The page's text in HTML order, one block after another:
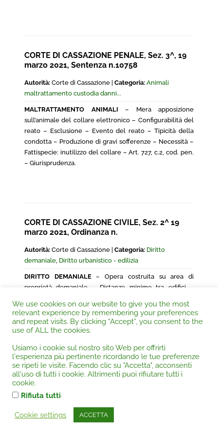
CORTE DI CASSAZIONE PENALE, Sez. 3^, 19
marzo 2021, Sentenza n.10758
Autorità: Corte di Cassazione | Categoria: Animali
maltrattamento custodia danni...
MALTRATTAMENTO ANIMALI – Mera apposizione
sull’animale del collare elettronico – Configurabilità del
reato – Esclusione – Evento del reato – Tipicità della
condotta – Produzione di gravi sofferenze – Necessità –
Fattispecie: inutilizzo del collare – Art. 727, c.2, cod. pen.
– Giurisprudenza.
CORTE DI CASSAZIONE CIVILE, Sez. 2^ 19
marzo 2021, Ordinanza n.
Autorità: Corte di Cassazione | Categoria: Diritto
demaniale, Diritto urbanistico - edilizia
DIRITTO DEMANIALE– Opera costruita su area di
proprietà demaniale – Distanze minime tra edifici –
EDILIZIA– Art. 873 cod. civ. –Fattispecie: chiosco
destinato alla vendita di cibi e bevande.
CORTE DI CASSAZIONE PENALE, Sez. 3^, 18
marzo 2021, Sentenza n.10402
Corte di Cassazione |
processuale penale,Diritto urbanistico - edilizia
We use cookies on our website to give you the most
relevant experience by remembering your preferences
and repeat visits. By clicking “Accept”, you consent to the
use of ALL the cookies.
Usiamo i cookie sul nostro sito Web per offrirti
l'esperienza più pertinente ricordando le tue preferenze
se ripeti le visite. Facendo clic su "Accetta", acconsenti
all'uso di tutti i cookie. Altrimenti puoi rifiutare tutti i
cookie.
Rifiuta tutti.
Cookie settings ACCETTA